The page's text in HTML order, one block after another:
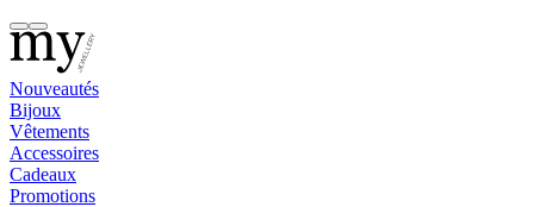
Nouveautés
Bijoux
Vêtements
Accessoires
Cadeaux
Promotions